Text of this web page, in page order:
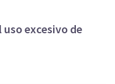
excesivo de